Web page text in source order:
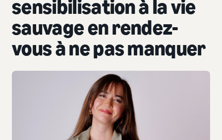
sensibilisation à la vie
sauvage en rendez-
vous à ne pas manquer